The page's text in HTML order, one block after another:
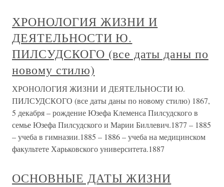
ХРОНОЛОГИЯ ЖИЗНИ И
ДЕЯТЕЛЬНОСТИ Ю.
ПИЛСУДСКОГО (все даты даны по
новому стилю)
ХРОНОЛОГИЯ ЖИЗНИ И ДЕЯТЕЛЬНОСТИ Ю.
ПИЛСУДСКОГО (все даты даны по новому стилю) 1867,
5 декабря – рождение Юзефа Клеменса Пилсудского в
семье Юзефа Пилсудского и Марии Биллевич.1877 – 1885
– учеба в гимназии.1885 – 1886 – учеба на медицинском
факультете Харьковского университета.1887
ОСНОВНЫЕ ДАТЫ ЖИЗНИ